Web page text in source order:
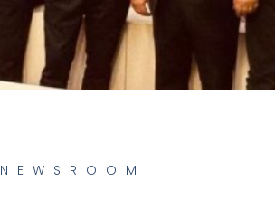
NEWSROOM